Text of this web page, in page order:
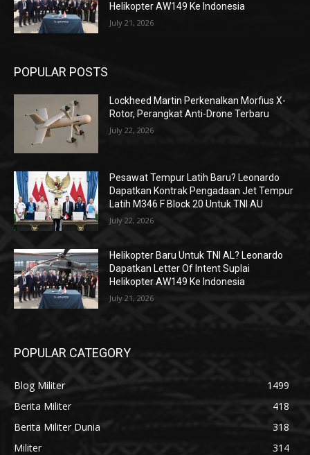
Helikopter AW149 Ke Indonesia
July 21, 2026
POPULAR POSTS
Lockheed Martin Perkenalkan Morfius X-
Rotor, Perangkat Anti-Drone Terbaru
July 22, 2026
Pesawat Tempur Latih Baru? Leonardo
Dapatkan Kontrak Pengadaan Jet Tempur
Latih M346 F Block 20 Untuk TNI AU
July 22, 2026
Helikopter Baru Untuk TNI AL? Leonardo
Dapatkan Letter Of Intent Suplai
Helikopter AW149 Ke Indonesia
July 21, 2026
POPULAR CATEGORY
Blog Militer
1499
Berita Militer
418
Berita Militer Dunia
318
Militer
314